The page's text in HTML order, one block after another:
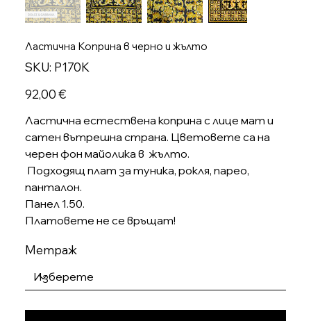
Ластична Коприна в черно и жълто
SKU: SKU
P170K
P170K
Цена
92,00 €
Ластична естествена коприна с лице мат и
сатен вътрешна страна. Цветовете са на
черен фон майолика в жълто.
Подходящ плат за туника, рокля, парео,
панталон.
Панел 1.50.
Платовете не се връщат!
Метраж